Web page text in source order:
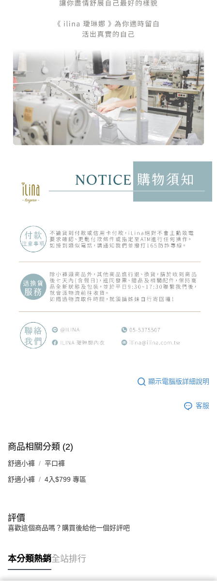
顯示電腦版詳細說明
客服
商品相關分類 (2)
舒適小褲 平口褲
舒適小褲 4入$799 專區
評價
喜歡這個商品嗎？購買後給他一個好評吧
本分類熱銷全站排行